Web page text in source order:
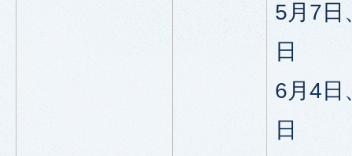
5月7日
日
6月4日
日